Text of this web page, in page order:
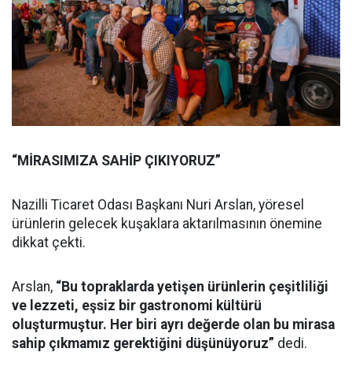
“MİRASIMIZA SAHİP ÇIKIYORUZ”
Nazilli Ticaret Odası Başkanı Nuri Arslan, yöresel
ürünlerin gelecek kuşaklara aktarılmasının önemine
dikkat çekti.
Arslan, “Bu topraklarda yetişen ürünlerin çeşitliliği
ve lezzeti, eşsiz bir gastronomi kültürü
oluşturmuştur. Her biri ayrı değerde olan bu mirasa
sahip çıkmamız gerektiğini düşünüyoruz” dedi.